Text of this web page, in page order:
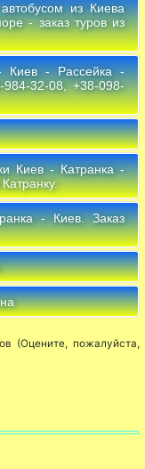
из Киева
- заказ туров из
Киев - Рассейка -
984-32-08, +38-098-
Киев - Катранка -
- Киев. Заказ
(Оцените, пожалуйста,